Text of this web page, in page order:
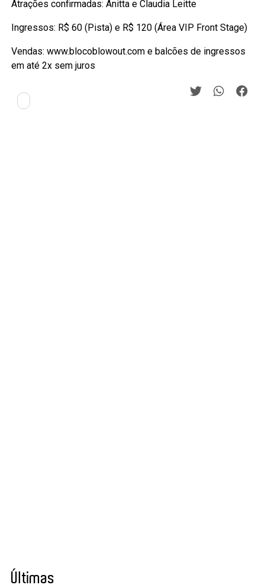
Atrações confirmadas: Anitta e Claudia Leitte
Ingressos: R$ 60 (Pista) e R$ 120 (Área VIP Front Stage)
Vendas: www.blocoblowout.com e balcões de ingressos
em até 2x sem juros
Últimas